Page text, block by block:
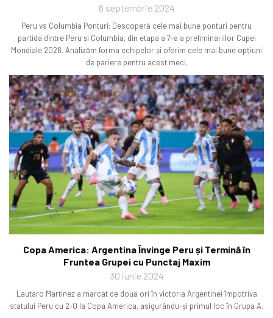
6 septembrie 2024
Peru vs Columbia Ponturi: Descoperă cele mai bune ponturi pentru
partida dintre Peru și Columbia, din etapa a 7-a a preliminariilor Cupei
Mondiale 2026. Analizăm forma echipelor și oferim cele mai bune opțiuni
de pariere pentru acest meci.
Copa America: Argentina Învinge Peru și Termină în
Fruntea Grupei cu Punctaj Maxim
30 iunie 2024
Lautaro Martinez a marcat de două ori în victoria Argentinei împotriva
statului Peru cu 2-0 la Copa America, asigurându-și primul loc în Grupa A.